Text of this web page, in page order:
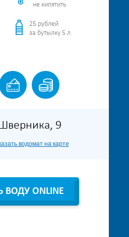
не кипятить
25 рублей
за бутылку 5 л
9
водомат на карте
ВОДУ ONLINE